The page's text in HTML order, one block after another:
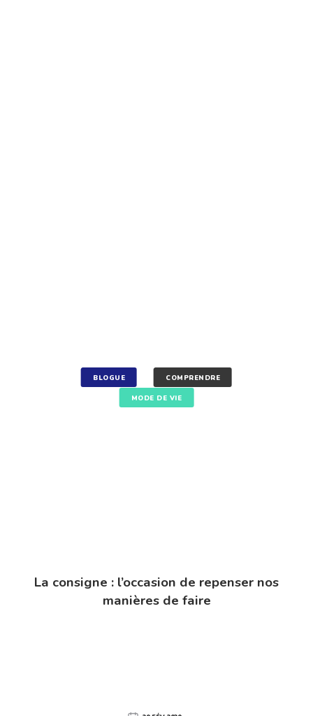
BLOGUE COMPRENDRE
MODE DE VIE
La consigne : l’occasion de repenser nos
manières de faire